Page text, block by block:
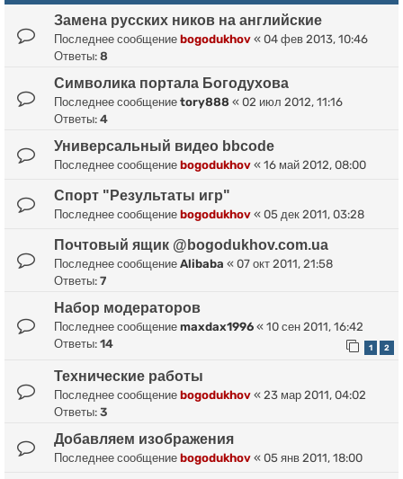
Замена русских ников на английские
Последнее сообщение bogodukhov « 04 фев 2013, 10:46
Ответы: 8
Символика портала Богодухова
Последнее сообщение tory888 « 02 июл 2012, 11:16
Ответы: 4
Универсальный видео bbcode
Последнее сообщение bogodukhov « 16 май 2012, 08:00
Спорт "Результаты игр"
Последнее сообщение bogodukhov « 05 дек 2011, 03:28
Почтовый ящик @bogodukhov.com.ua
Последнее сообщение Alibaba « 07 окт 2011, 21:58
Ответы: 7
Набор модераторов
Последнее сообщение maxdax1996 « 10 сен 2011, 16:42
Ответы: 14 1 2
Технические работы
Последнее сообщение bogodukhov « 23 мар 2011, 04:02
Ответы: 3
Добавляем изображения
Последнее сообщение bogodukhov « 05 янв 2011, 18:00